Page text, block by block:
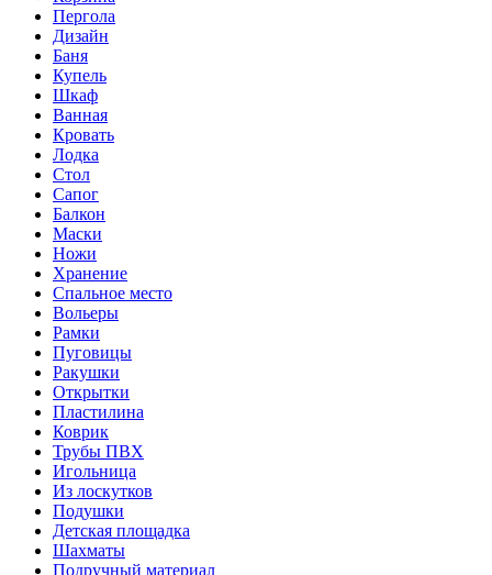
Пергола
Дизайн
Баня
Купель
Шкаф
Ванная
Кровать
Лодка
Стол
Сапог
Балкон
Маски
Ножи
Хранение
Спальное место
Вольеры
Рамки
Пуговицы
Ракушки
Открытки
Пластилина
Коврик
Трубы ПВХ
Игольница
Из лоскутков
Подушки
Детская площадка
Шахматы
Подручный материал